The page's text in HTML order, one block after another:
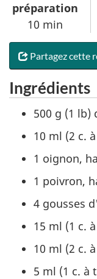
préparation
10 min
Partagez cette
Ingrédients
500 g (1 lb)
10 ml (2 c.
1 oignon,
1 poivron,
4 gousses
15 ml (1 c.
10 ml (2 c.
5 ml (1 c. à